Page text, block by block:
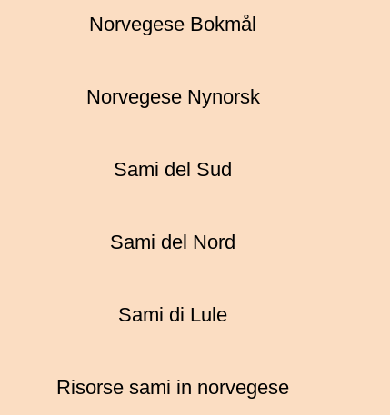
Norvegese Bokmål
Norvegese Nynorsk
Sami del Sud
Sami del Nord
Sami di Lule
Risorse sami in norvegese